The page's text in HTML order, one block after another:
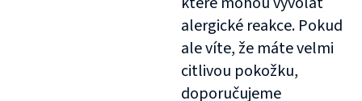
alergické reakce. Pokud
ale víte, že máte velmi
citlivou pokožku,
doporučujeme